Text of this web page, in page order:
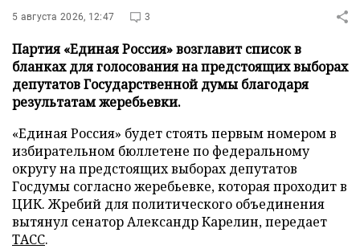
5 августа 2026, 12:47 3
Партия «Единая Россия» возглавит список в
бланках для голосования на предстоящих выборах
депутатов Государственной думы благодаря
результатам жеребьевки.
«Единая Россия» будет стоять первым номером в
избирательном бюллетене по федеральному
округу на предстоящих выборах депутатов
Госдумы согласно жеребьевке, которая проходит в
ЦИК. Жребий для политического объединения
вытянул сенатор Александр Карелин, передает
ТАСС.